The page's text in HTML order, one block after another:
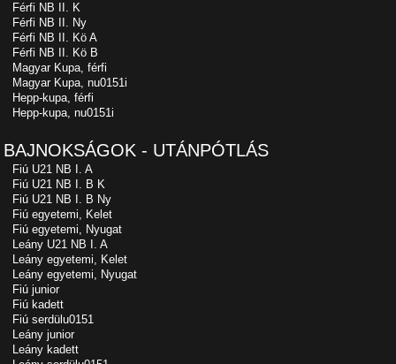
Férfi NB II. K
Férfi NB II. Ny
Férfi NB II. Kö A
Férfi NB II. Kö B
Magyar Kupa, férfi
Magyar Kupa, nu0151i
Hepp-kupa, férfi
Hepp-kupa, nu0151i
BAJNOKSÁGOK - UTÁNPÓTLÁS
Fiú U21 NB I. A
Fiú U21 NB I. B K
Fiú U21 NB I. B Ny
Fiú egyetemi, Kelet
Fiú egyetemi, Nyugat
Leány U21 NB I. A
Leány egyetemi, Kelet
Leány egyetemi, Nyugat
Fiú junior
Fiú kadett
Fiú serdülu0151
Leány junior
Leány kadett